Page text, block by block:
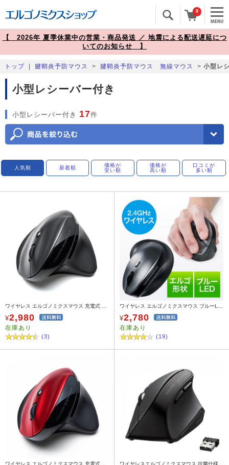
0
【 2026年 夏季休業中の営業・商品発送 ／ 地震による配送遅延につ
いてのお知らせ 】
トップ 腱鞘炎予防マウス > 腱鞘炎予防マウス 無線マウス > 小型レ
小型レシーバー付き
小型レシーバー付き 17件
人気順 新着順
価格が
安い順
価格が
高い順
口コミが
多い順
¥2,980
在庫あり
(3)
¥2,780
在庫あり
(19)